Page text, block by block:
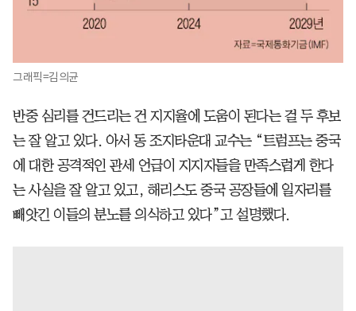
그래픽=김의균
반중 심리를 건드리는 건 지지율에 도움이 된다는 걸 두 후보
는 잘 알고 있다. 아서 동 조지타운대 교수는 “트럼프는 중국
에 대한 공격적인 관세 언급이 지지자들을 만족스럽게 한다
는 사실을 잘 알고 있고, 해리스도 중국 공장들에 일자리를
빼앗긴 이들의 분노를 의식하고 있다”고 설명했다.